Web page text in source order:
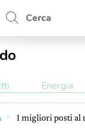
Cerca
Energia
I migliori posti al